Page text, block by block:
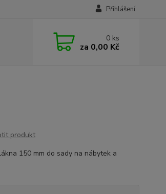
Přihlášení
0 ks
za 0,00 Kč
produkt
150 mm do sady na nábytek a